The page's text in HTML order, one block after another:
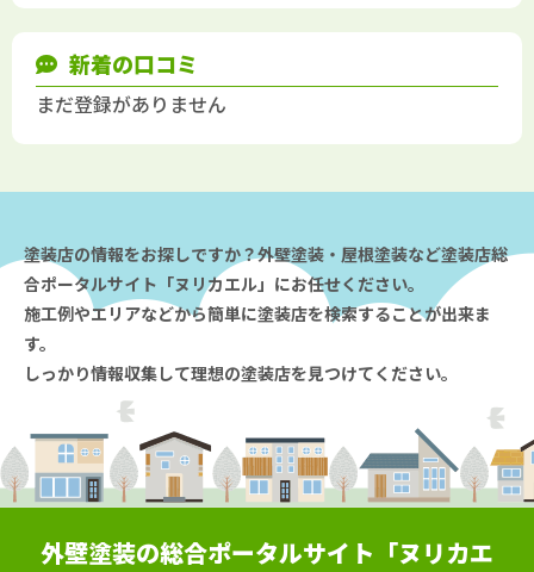
新着の口コミ
まだ登録がありません
塗装店の情報をお探しですか？外壁塗装・屋根塗装など塗装店総
合ポータルサイト「ヌリカエル」にお任せください。
施工例やエリアなどから簡単に塗装店を検索することが出来ま
す。
しっかり情報収集して理想の塗装店を見つけてください。
外壁塗装の総合ポータルサイト「ヌリカエ